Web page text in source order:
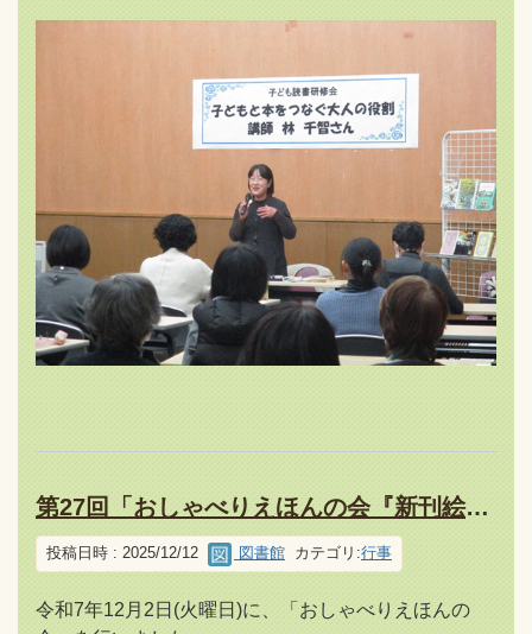
第27回「おしゃべりえほんの会『新刊絵本を読む』」を開催しました！
投稿日時 : 2025/12/12 図書館 カテゴリ:行事
令和7年12月2日(火曜日)に、「おしゃべりえほんの